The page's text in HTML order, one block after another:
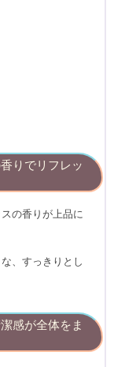
りでリフレッ
の香りが上品に
、すっきりとし
感が全体をま